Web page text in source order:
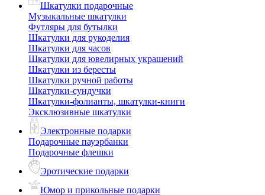
Шкатулки подарочные
Музыкальные шкатулки
Футляры для бутылки
Шкатулки для рукоделия
Шкатулки для часов
Шкатулки для ювелирных украшений
Шкатулки из бересты
Шкатулки ручной работы
Шкатулки-сундучки
Шкатулки-фолианты, шкатулки-книги
Эксклюзивные шкатулки
Электронные подарки
Подарочные пауэрбанки
Подарочные флешки
Эротические подарки
Юмор и прикольные подарки